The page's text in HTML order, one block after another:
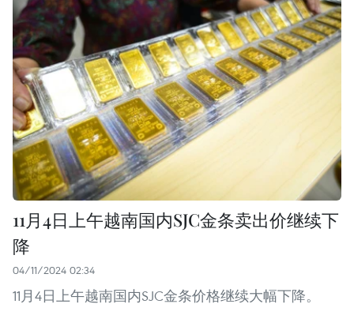
11月4日上午越南国内SJC金条卖出价继续下
降
04/11/2024 02:34
11月4日上午越南国内SJC金条价格继续大幅下降。